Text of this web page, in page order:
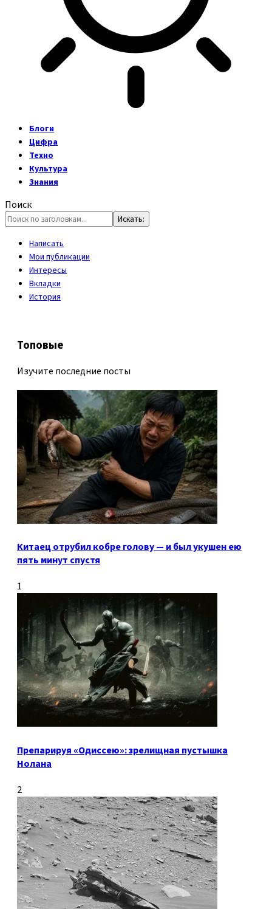
Блоги
Цифра
Техно
Культура
Знания
Поиск
Написать
Мои публикации
Интересы
Вкладки
История
Топовые
Изучите последние посты
Китаец отрубил кобре голову — и был укушен ею
пять минут спустя
1
Препарируя «Одиссею»: зрелищная пустышка
Нолана
2